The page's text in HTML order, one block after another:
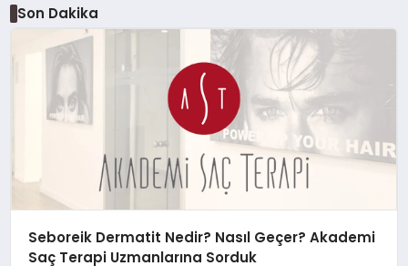
Son Dakika
Seboreik Dermatit Nedir? Nasıl Geçer? Akademi
Saç Terapi Uzmanlarına Sorduk